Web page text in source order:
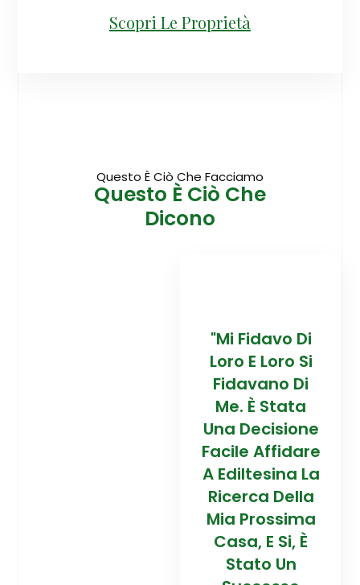
Scopri Le Proprietà
Questo È Ciò Che Facciamo
Questo È Ciò Che
Dicono
"Mi Fidavo Di
Loro E Loro Si
Fidavano Di
Me. È Stata
Una Decisione
Facile Affidare
A Ediltesina La
Ricerca Della
Mia Prossima
Casa, E Si, È
Stato Un